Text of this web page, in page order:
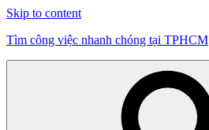
Skip to content
Tìm công việc nhanh chóng tại TPHCM